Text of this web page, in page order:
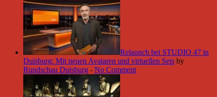
Relaunch bei STUDIO 47 in
Duisburg: Mit neuen Avataren und virtuellen Sets by
Rundschau Duisburg - No Comment